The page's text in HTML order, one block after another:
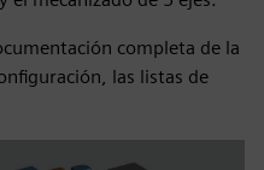
completa de la
las listas de